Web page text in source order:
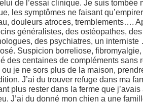
de l’essai clinique. Je suis tombée
les symptômes ne faisant
douleurs atroces, tremblements….
généralistes, des ostéopathes,
des psychiatres, un interniste
Suspicion borreliose,
des centaines de compléments sans
ou je ne sors plus de la maison,
J’ai du trouver refuge dans ma
plus rester dans la ferme que
J’ai du donné mon chien a une